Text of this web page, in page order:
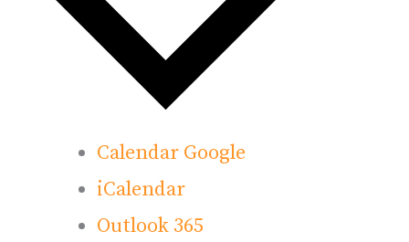
Calendar Google
iCalendar
Outlook 365